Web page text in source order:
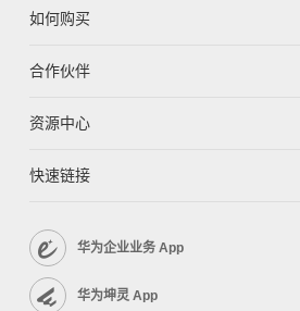
如何购买
合作伙伴
资源中心
快速链接
华为企业业务 App
华为坤灵 App